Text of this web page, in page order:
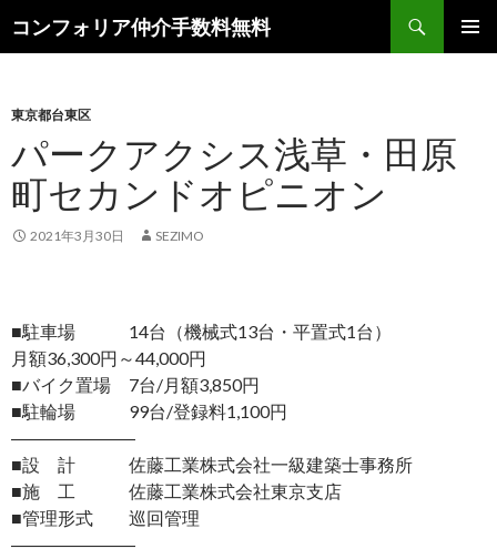
コンフォリア仲介手数料無料
索
ン
へ
ス
キ
ッ
東京都台東区
パークアクシス浅草・田原
町セカンドオピニオン
2021年3月30日 SEZIMO
■駐車場 14台（機械式13台・平置式1台）
月額36,300円～44,000円
■バイク置場 7台/月額3,850円
■駐輪場 99台/登録料1,100円
―――――――
■設 計 佐藤工業株式会社一級建築士事務所
■施 工 佐藤工業株式会社東京支店
■管理形式 巡回管理
―――――――